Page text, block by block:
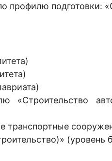
профилю подготовки:
«Строительство
(уровень